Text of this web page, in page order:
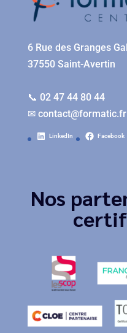
6 Rue des Granges
37550 Saint-Avertin
📞 02 47 44 80 44
✉ contact@formatic.fr
LinkedIn Facebook
Nos